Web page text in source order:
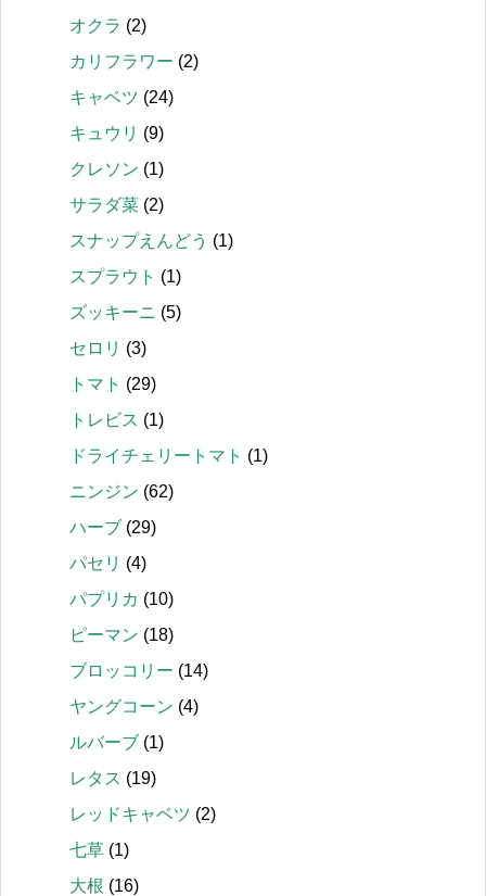
オクラ (2)
カリフラワー (2)
キャベツ (24)
キュウリ (9)
クレソン (1)
サラダ菜 (2)
スナップえんどう (1)
スプラウト (1)
ズッキーニ (5)
セロリ (3)
トマト (29)
トレビス (1)
ドライチェリートマト (1)
ニンジン (62)
ハーブ (29)
パセリ (4)
パプリカ (10)
ピーマン (18)
ブロッコリー (14)
ヤングコーン (4)
ルバーブ (1)
レタス (19)
レッドキャベツ (2)
七草 (1)
大根 (16)